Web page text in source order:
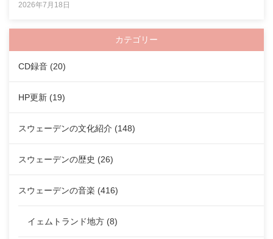
2026年7月18日
カテゴリー
CD録音 (20)
HP更新 (19)
スウェーデンの文化紹介 (148)
スウェーデンの歴史 (26)
スウェーデンの音楽 (416)
イェムトランド地方 (8)